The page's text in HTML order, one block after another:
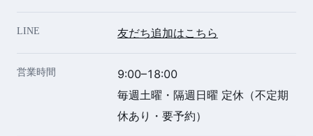
LINE 友だち追加はこちら
営業時間
9:00–18:00
毎週土曜・隔週日曜 定休（不定期
休あり・要予約）